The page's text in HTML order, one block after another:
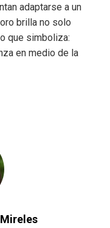
adaptarse a un
brilla no solo
que simboliza:
en medio de la